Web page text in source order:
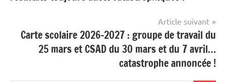
Article suivant
Carte scolaire 2026-2027 : groupe de travail du
25 mars et CSAD du 30 mars et du 7 avril…
catastrophe annoncée !